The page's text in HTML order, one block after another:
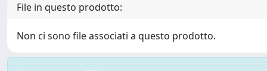
File in questo prodotto:
Non ci sono file associati a questo prodotto.